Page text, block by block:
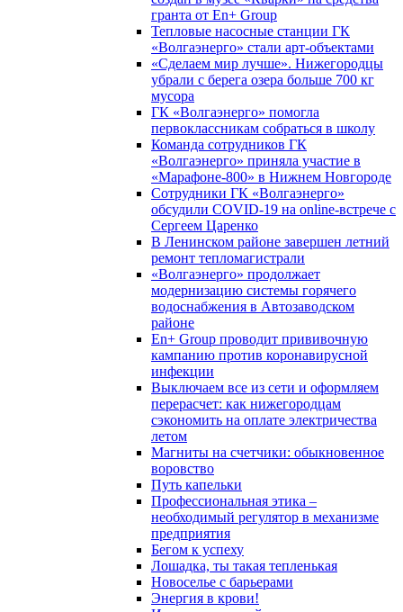
гранта от En+ Group
Тепловые насосные станции ГК
«Волгаэнерго» стали арт-объектами
«Сделаем мир лучше». Нижегородцы
убрали с берега озера больше 700 кг
мусора
ГК «Волгаэнерго» помогла
первоклассникам собраться в школу
Команда сотрудников ГК
«Волгаэнерго» приняла участие в
«Марафоне-800» в Нижнем Новгороде
Сотрудники ГК «Волгаэнерго»
обсудили COVID-19 на online-встрече с
Сергеем Царенко
В Ленинском районе завершен летний
ремонт тепломагистрали
«Волгаэнерго» продолжает
модернизацию системы горячего
водоснабжения в Автозаводском
районе
En+ Group проводит прививочную
кампанию против коронавирусной
инфекции
Выключаем все из сети и оформляем
перерасчет: как нижегородцам
сэкономить на оплате электричества
летом
Магниты на счетчики: обыкновенное
воровство
Путь капельки
Профессиональная этика –
необходимый регулятор в механизме
предприятия
Бегом к успеху
Лошадка, ты такая тепленькая
Новоселье с барьерами
Энергия в крови!